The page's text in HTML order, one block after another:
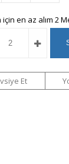
Ekle Listeme
Ekle
Fiyat
Düşünce
Haber
Gelince
Haber
en az alım 2
Et